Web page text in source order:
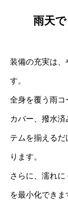
雨天
装備の充実は、
す。
全身を覆う雨コ
カバー、撥水
テムを揃える
ります。
さらに、濡れ
を最小化でき